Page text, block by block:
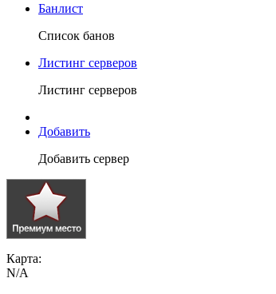
Банлист
Список банов
Листинг серверов
Листинг серверов
Добавить
Добавить сервер
Карта:
N/A